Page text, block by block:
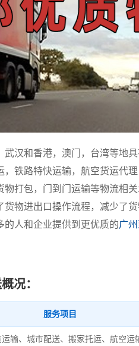
汉和香港，澳门，台湾等地
铁路特快运输，航空货运代
打包，门到门运输等物流相
物进出口操作流程，减少了
的人和企业提供到更优质的广
况：
服务项目
输、城市配送、搬家托运、航空运